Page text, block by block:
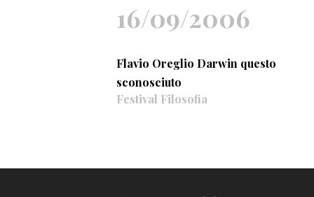
16/09/2006
Flavio Oreglio Darwin questo
sconosciuto
Festival Filosofia